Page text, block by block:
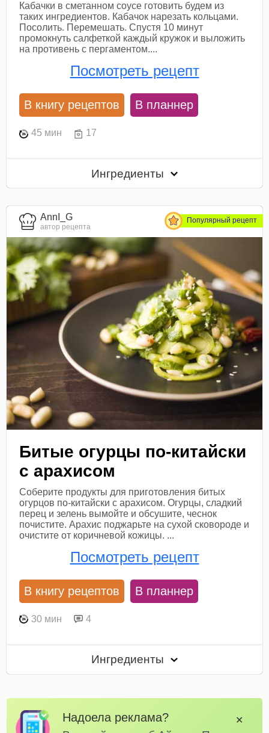
Кабачки в сметанном соусе готовить будем из
таких ингредиентов. Кабачок нарезать кольцами.
Посолить. Перемешать. Спустя 10 минут
промокнуть салфеткой каждый кружок и выложить
на противень с пергаментом....
Посмотреть рецепт
В книгу рецептов В планнер
45 мин 17
Ингредиенты
AnnI_G
автор рецепта
Популярный рецепт
Битые огурцы по-китайски
с арахисом
Соберите продукты для приготовления битых
огурцов по-китайски с арахисом. Огурцы, сладкий
перец и зелень вымойте и обсушите, чеснок
почистите. Арахис поджарьте на сухой сковороде и
очистите от коричневой кожицы. ...
Посмотреть рецепт
В книгу рецептов В планнер
30 мин 4
Ингредиенты
Надоела реклама? ✕